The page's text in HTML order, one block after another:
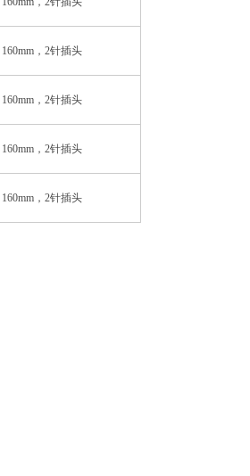
160mm，2针插头
160mm，2针插头
160mm，2针插头
160mm，2针插头